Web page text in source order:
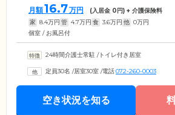
月額16.7万円 (入居金 0円) + 介護保険料
家 8.4万円 管 4.7万円 食 3.6万円 他 0万円
個室 / お風呂付
24時間介護士常駐 /トイレ付き居室
定員30名 /居室30室 /電話072-260-0003
空き状況を知る